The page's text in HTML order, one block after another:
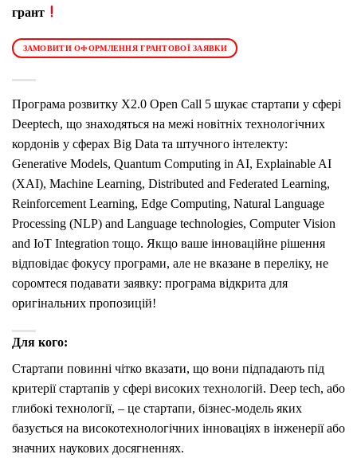
грант
ЗАМОВИТИ ОФОРМЛЕННЯ ГРАНТОВОЇ ЗАЯВКИ
Програма розвитку X2.0 Open Call 5 шукає стартапи у сфері
Deeptech, що знаходяться на межі новітніх технологічних
кордонів у сферах Big Data та штучного інтелекту:
Generative Models, Quantum Computing in AI, Explainable AI
(XAI), Machine Learning, Distributed and Federated Learning,
Reinforcement Learning, Edge Computing, Natural Language
Processing (NLP) and Language technologies, Computer Vision
and IoT Integration тощо. Якщо ваше інноваційне рішення
відповідає фокусу програми, але не вказане в переліку, не
соромтеся подавати заявку: програма відкрита для
оригінальних пропозицій!
Для кого:
Стартапи повинні чітко вказати, що вони підпадають під
критерії стартапів у сфері високих технологій. Deep tech, або
глибокі технології, – це стартапи, бізнес-модель яких
базується на високотехнологічних інноваціях в інженерії або
значних наукових досягненнях.